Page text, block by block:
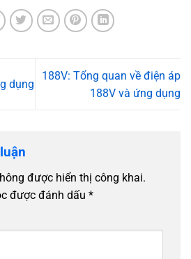
dụng
188V: Tổng quan về điện áp
188V và ứng dụng
được hiển thị công khai.
được đánh dấu *